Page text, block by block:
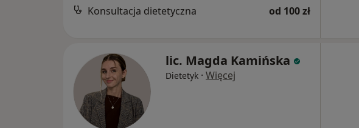
Konsultacja dietetyczna od 100 zł
lic. Magda Kamińska
Dietetyk · Więcej